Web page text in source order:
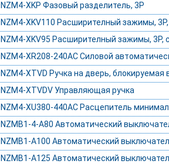
NZM4-XKP Фазовый разделитель, 3P
NZM4-XKV110 Расширителный зажимы,
NZM4-XKV95 Расширителный зажимы,
NZM4-XR208-240AC Силовой
NZM4-XTVD Ручка на дверь, блокируемая
NZM4-XTVDV Управляющая ручка
NZM4-XU380-440AC Расцепитель
NZMB1-4-A80 Автоматический
NZMB1-A100 Автоматический
NZMB1-A125 Автоматический